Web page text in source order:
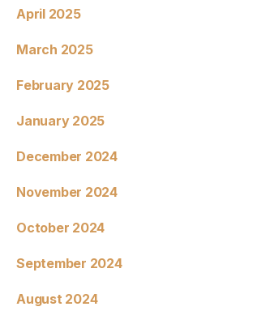
April 2025
March 2025
February 2025
January 2025
December 2024
November 2024
October 2024
September 2024
August 2024